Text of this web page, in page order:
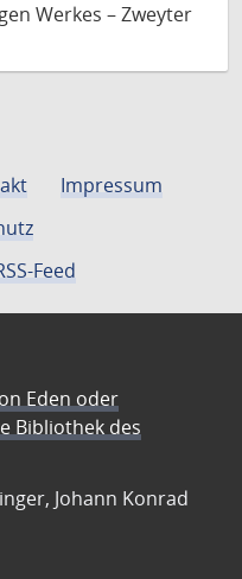
Werkes – Zweyter
Impressum
Feed
Eden oder
Bibliothek des
Johann Konrad